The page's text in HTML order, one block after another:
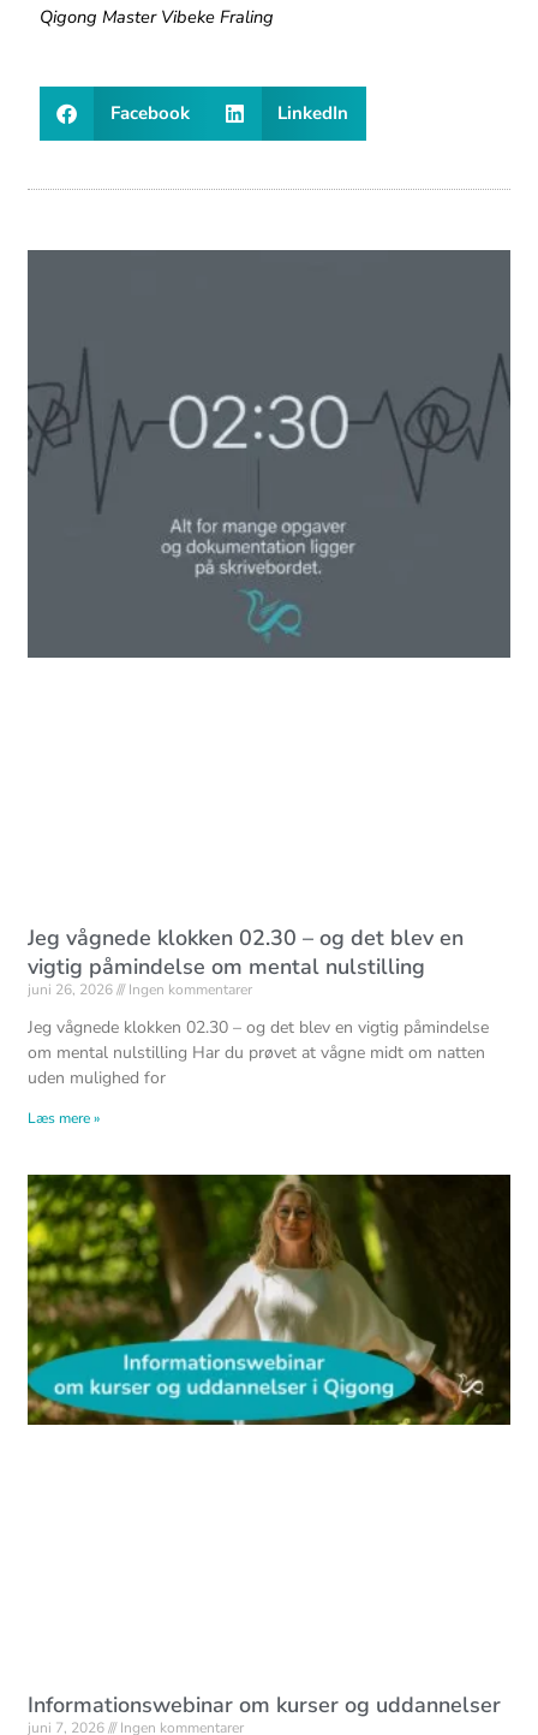
Qigong Master Vibeke Fraling
Facebook LinkedIn
Jeg vågnede klokken 02.30 – og det blev en
vigtig påmindelse om mental nulstilling
juni 26, 2026 Ingen kommentarer
Jeg vågnede klokken 02.30 – og det blev en vigtig påmindelse
om mental nulstilling Har du prøvet at vågne midt om natten
uden mulighed for
Læs mere »
Informationswebinar om kurser og uddannelser
juni 7, 2026 Ingen kommentarer